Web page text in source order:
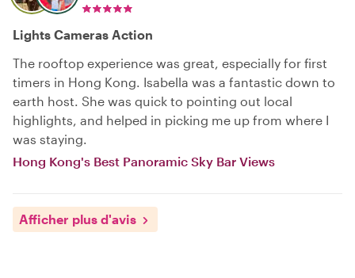
Lights Cameras Action
The rooftop experience was great, especially for first
timers in Hong Kong. Isabella was a fantastic down to
earth host. She was quick to pointing out local
highlights, and helped in picking me up from where I
was staying.
Hong Kong's Best Panoramic Sky Bar Views
Afficher plus d'avis